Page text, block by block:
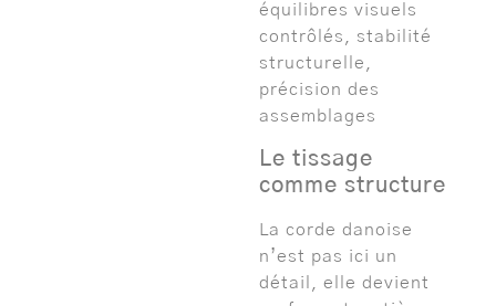
équilibres visuels
contrôlés, stabilité
structurelle,
précision des
assemblages
Le tissage
comme structure
La corde danoise
n’est pas ici un
détail, elle devient